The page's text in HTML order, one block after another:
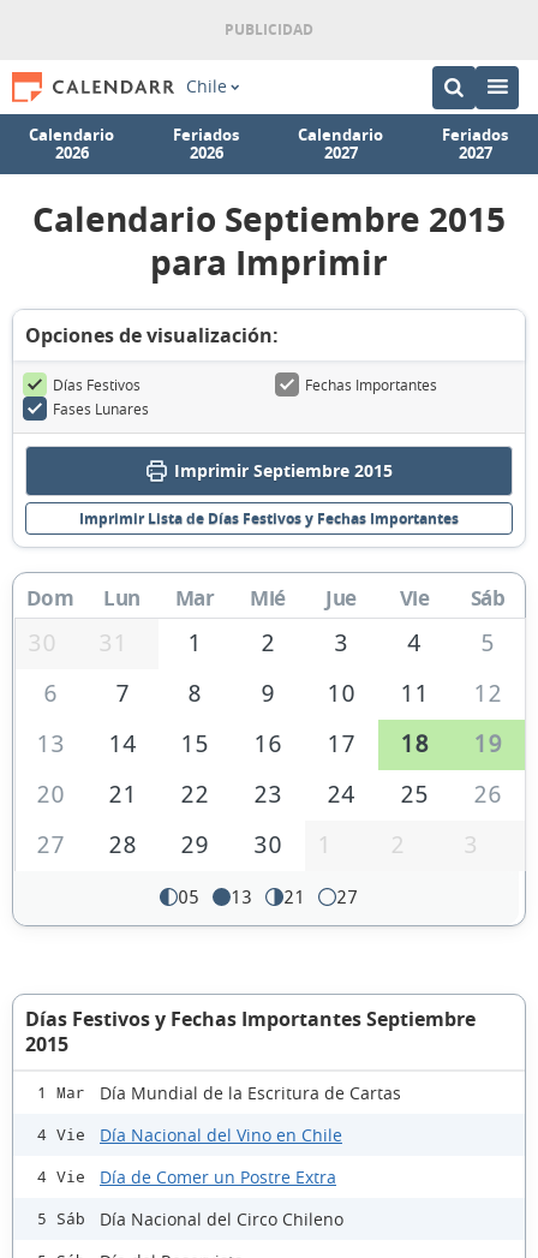
Chile
Calendario
2026
Feriados
2026
Calendario
2027
Feriados
2027
Calendario Septiembre 2015
para Imprimir
Opciones de visualización:
Días Festivos
Fechas Importantes
Fases Lunares
Imprimir Septiembre 2015
Imprimir Lista de Días Festivos y Fechas Importantes
Dom Lun Mar Mié Jue Vie Sáb
30 31 1 2 3 4
5
6
7 8 9 10 11
12
13
14 15 16 17 18
19
20
21 22 23 24 25
26
27
28 29 30 1 2 3
05 13 21 27
Días Festivos y Fechas Importantes Septiembre
2015
1 Mar Día Mundial de la Escritura de Cartas
4 Vie Día Nacional del Vino en Chile
4 Vie Día de Comer un Postre Extra
5 Sáb Día Nacional del Circo Chileno